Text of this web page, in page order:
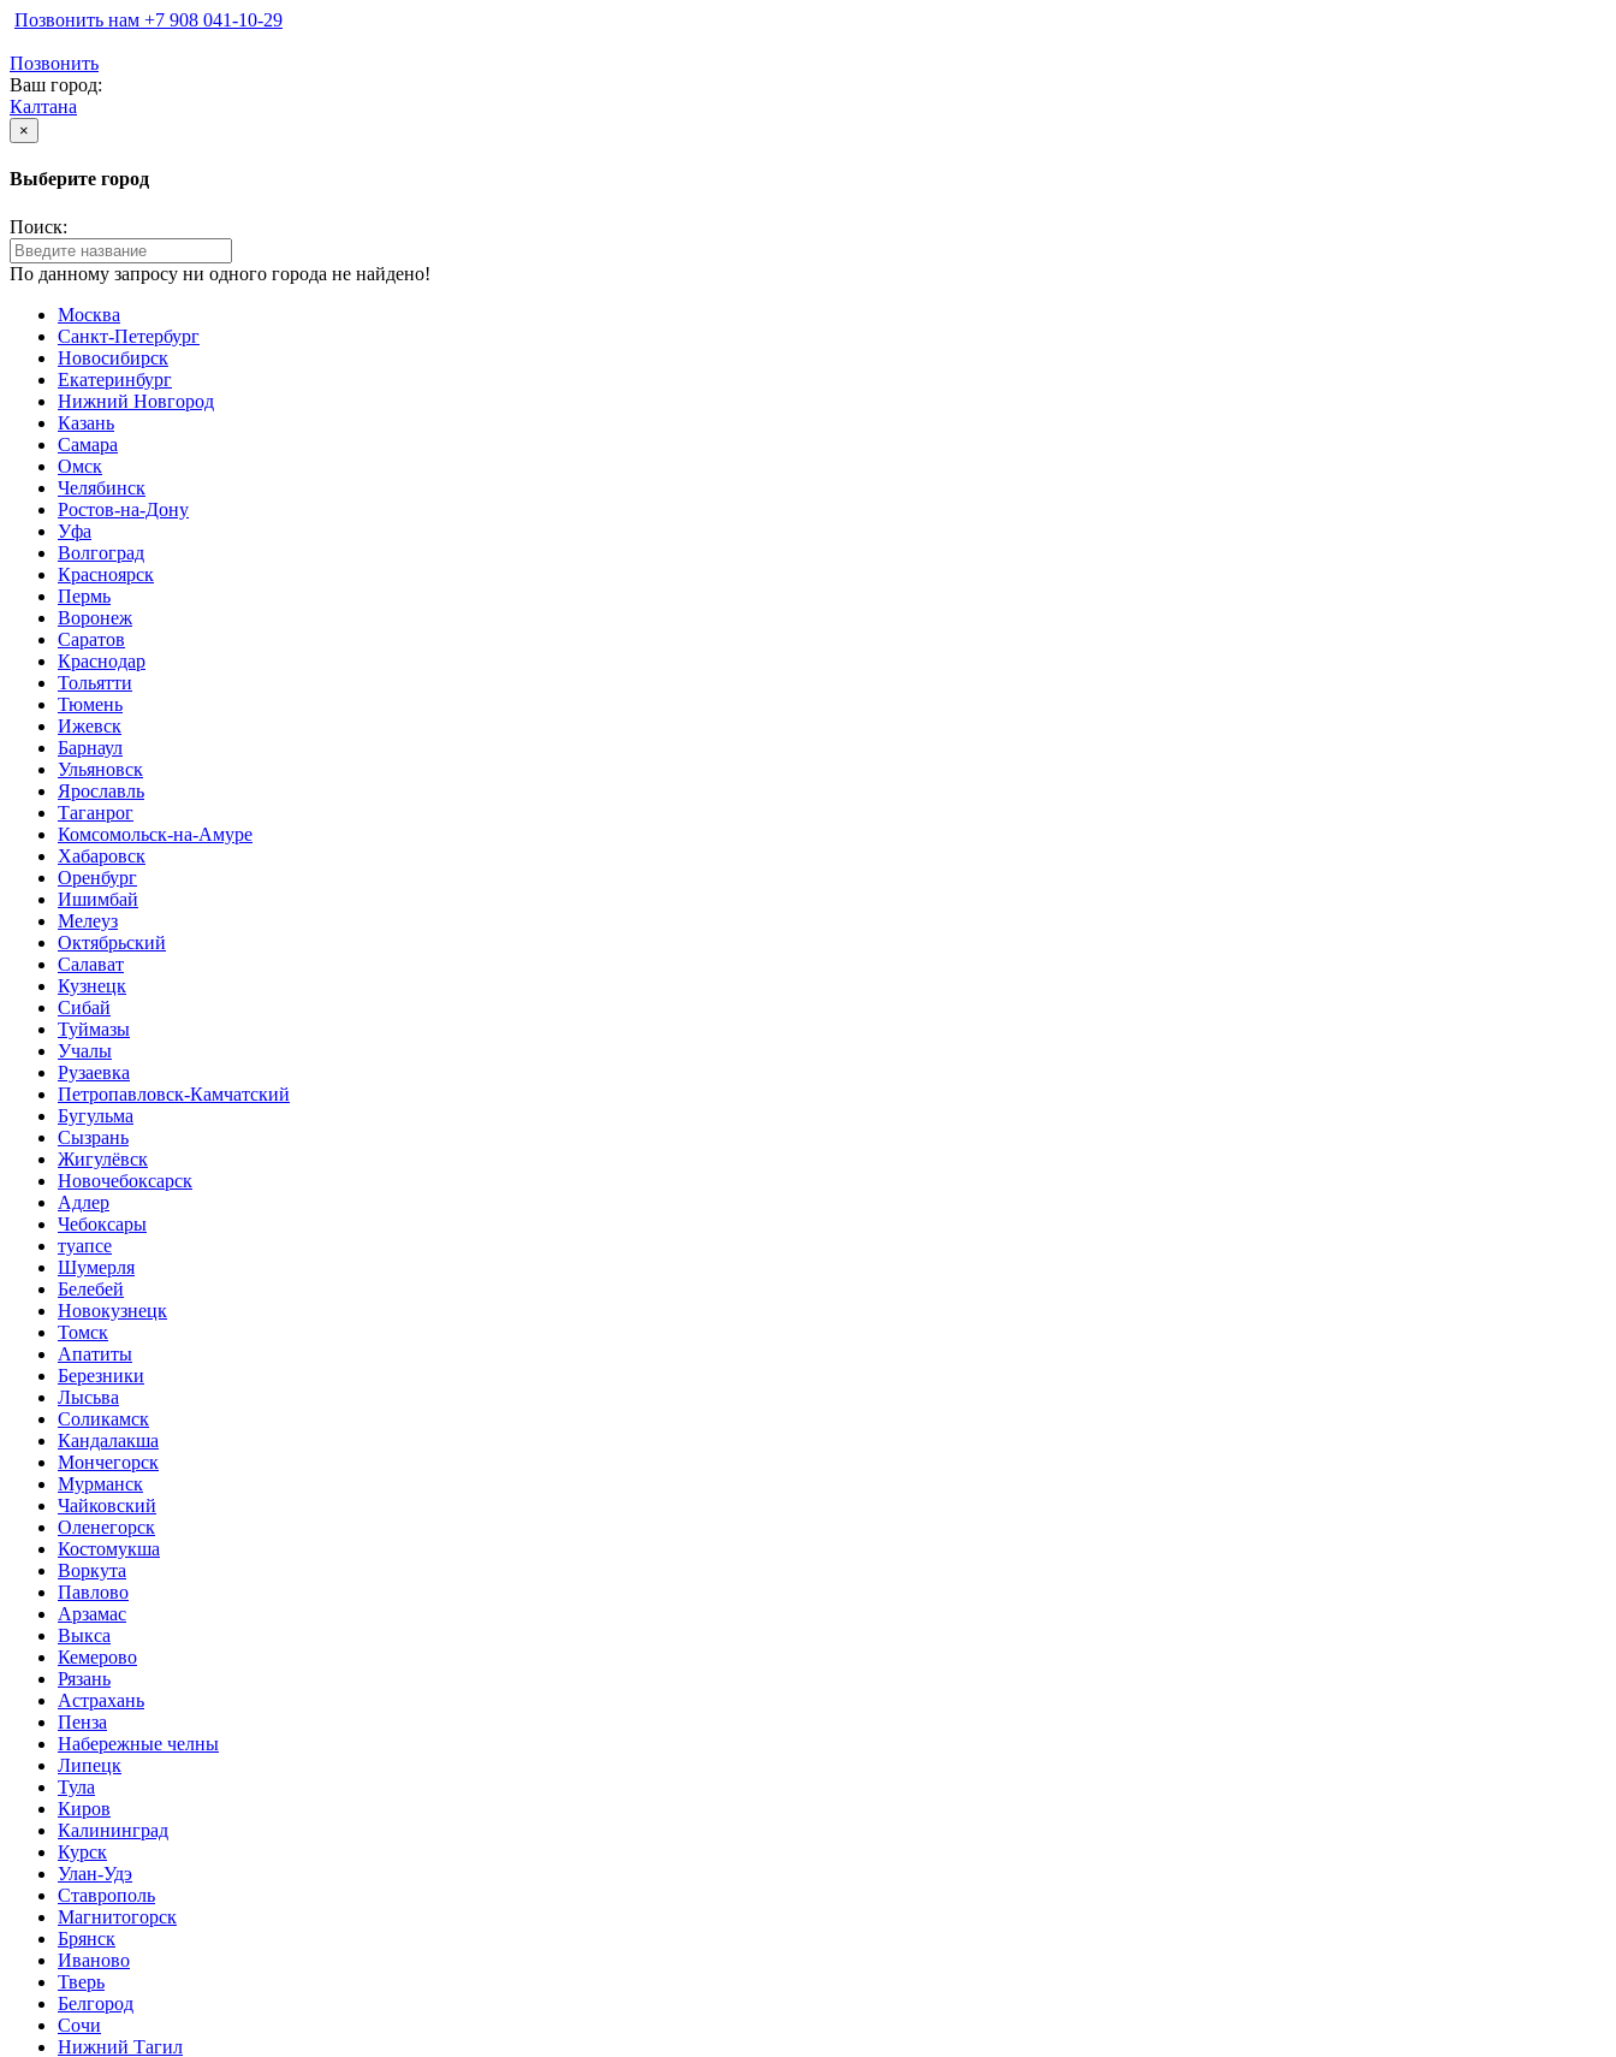
Позвонить нам ‪+7 908 041-10-29
Позвонить
Ваш город:
Калтана
×
Выберите город
Поиск:
По данному запросу ни одного города не найдено!
Москва
Санкт-Петербург
Новосибирск
Екатеринбург
Нижний Новгород
Казань
Самара
Омск
Челябинск
Ростов-на-Дону
Уфа
Волгоград
Красноярск
Пермь
Воронеж
Саратов
Краснодар
Тольятти
Тюмень
Ижевск
Барнаул
Ульяновск
Ярославль
Таганрог
Комсомольск-на-Амуре
Хабаровск
Оренбург
Ишимбай
Мелеуз
Октябрьский
Салават
Кузнецк
Сибай
Туймазы
Учалы
Рузаевка
Петропавловск-Камчатский
Бугульма
Сызрань
Жигулёвск
Новочебоксарск
Адлер
Чебоксары
туапсе
Шумерля
Белебей
Новокузнецк
Томск
Апатиты
Березники
Лысьва
Соликамск
Кандалакша
Мончегорск
Мурманск
Чайковский
Оленегорск
Костомукша
Воркута
Павлово
Арзамас
Выкса
Кемерово
Рязань
Астрахань
Пенза
Набережные челны
Липецк
Тула
Киров
Калининград
Курск
Улан-Удэ
Ставрополь
Магнитогорск
Брянск
Иваново
Тверь
Белгород
Сочи
Нижний Тагил